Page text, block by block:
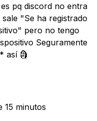
es pq discord no entra
"Se ha registrado
pero no tengo
Seguramente
así 🗿
15 minutos